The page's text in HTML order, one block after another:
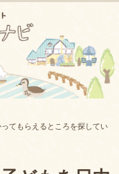
てもらえるところを探してい